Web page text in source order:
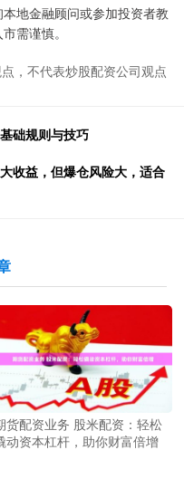
地金融顾问或参加投资者教
需谨慎。
，不代表炒股配资公司观点
础规则与技巧
收益，但爆仓风险大，适合
货配资业务 股米配资：轻松
动资本杠杆，助你财富倍增